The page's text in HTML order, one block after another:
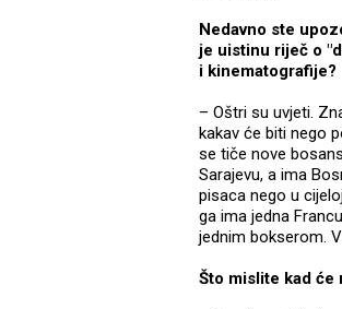
Nedavno ste
je uistinu riječ o
i kinematografije?
– Oštri su uvjeti.
kakav će biti nego
se tiče nove
Sarajevu, a ima
pisaca nego u
ga ima jedna
jednim bokserom.
Što mislite kad će